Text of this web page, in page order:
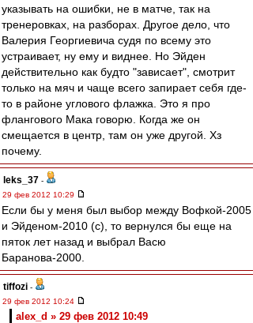
указывать на ошибки, не в матче, так на
тренеровках, на разборах. Другое дело, что
Валерия Георгиевича судя по всему это
устраивает, ну ему и виднее. Но Эйден
действительно как будто "зависает", смотрит
только на мяч и чаще всего запирает себя где-
то в районе углового флажка. Это я про
флангового Мака говорю. Когда же он
смещается в центр, там он уже другой. Хз
почему.
leks_37 -
29 фев 2012 10:29
Если бы у меня был выбор между Вофкой-2005
и Эйденом-2010 (с), то вернулся бы еще на
пяток лет назад и выбрал Васю
Баранова-2000.
tiffozi -
29 фев 2012 10:24
alex_d » 29 фев 2012 10:49